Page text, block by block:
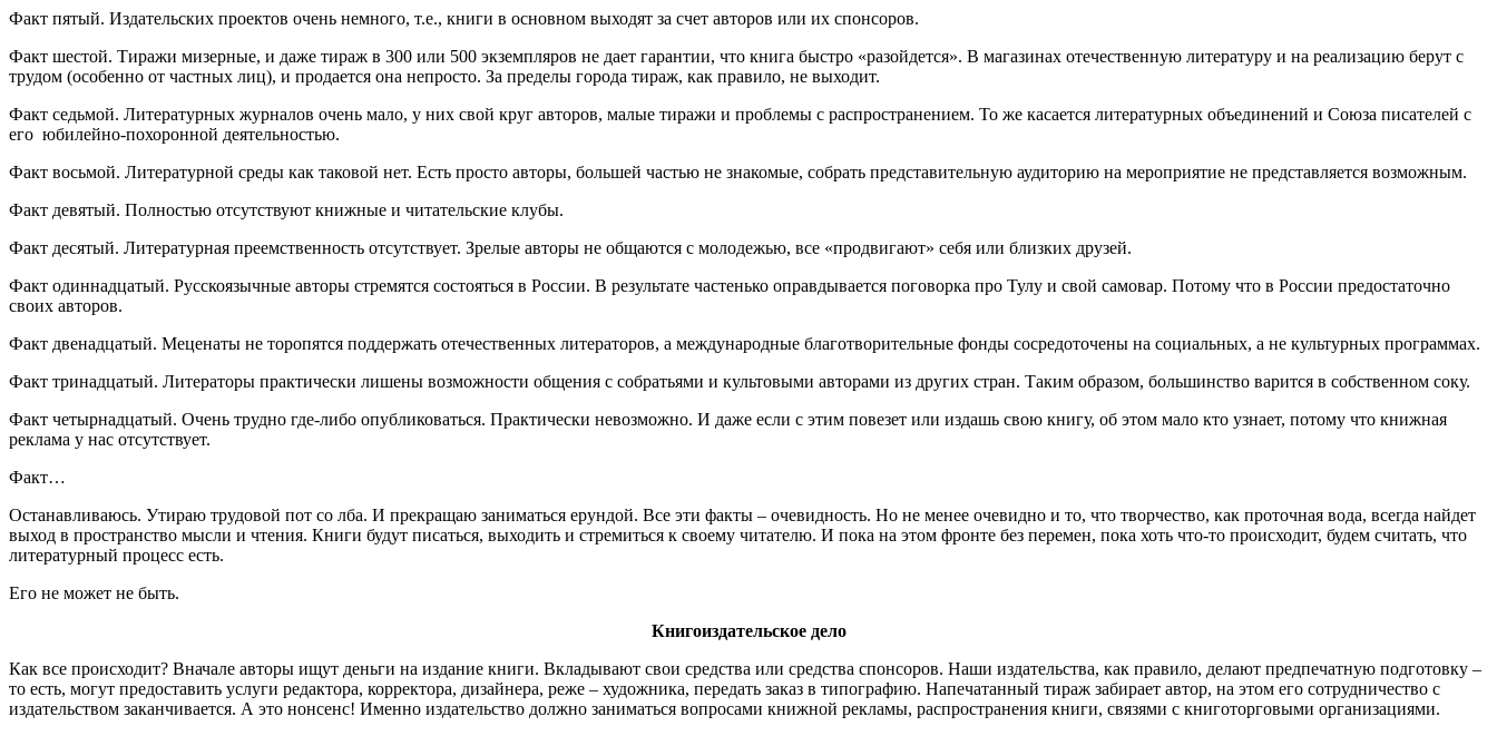
Факт пятый. Издательских проектов очень немного, т.е., книги в основном выходят за счет авторов или их спонсоров.
Факт шестой. Тиражи мизерные, и даже тираж в 300 или 500 экземпляров не дает гарантии, что книга быстро «разойдется». В магазинах отечественную литературу и на реализацию берут с
трудом (особенно от частных лиц), и продается она непросто. За пределы города тираж, как правило, не выходит.
Факт седьмой. Литературных журналов очень мало, у них свой круг авторов, малые тиражи и проблемы с распространением. То же касается литературных объединений и Союза писателей с
его юбилейно-похоронной деятельностью.
Факт восьмой. Литературной среды как таковой нет. Есть просто авторы, большей частью не знакомые, собрать представительную аудиторию на мероприятие не представляется возможным.
Факт девятый. Полностью отсутствуют книжные и читательские клубы.
Факт десятый. Литературная преемственность отсутствует. Зрелые авторы не общаются с молодежью, все «продвигают» себя или близких друзей.
Факт одиннадцатый. Русскоязычные авторы стремятся состояться в России. В результате частенько оправдывается поговорка про Тулу и свой самовар. Потому что в России предостаточно
своих авторов.
Факт двенадцатый. Меценаты не торопятся поддержать отечественных литераторов, а международные благотворительные фонды сосредоточены на социальных, а не культурных программах.
Факт тринадцатый. Литераторы практически лишены возможности общения с собратьями и культовыми авторами из других стран. Таким образом, большинство варится в собственном соку.
Факт четырнадцатый. Очень трудно где-либо опубликоваться. Практически невозможно. И даже если с этим повезет или издашь свою книгу, об этом мало кто узнает, потому что книжная
реклама у нас отсутствует.
Факт…
Останавливаюсь. Утираю трудовой пот со лба. И прекращаю заниматься ерундой. Все эти факты – очевидность. Но не менее очевидно и то, что творчество, как проточная вода, всегда найдет
выход в пространство мысли и чтения. Книги будут писаться, выходить и стремиться к своему читателю. И пока на этом фронте без перемен, пока хоть что-то происходит, будем считать, что
литературный процесс есть.
Его не может не быть.
Книгоиздательское дело
Как все происходит? Вначале авторы ищут деньги на издание книги. Вкладывают свои средства или средства спонсоров. Наши издательства, как правило, делают предпечатную подготовку –
то есть, могут предоставить услуги редактора, корректора, дизайнера, реже – художника, передать заказ в типографию. Напечатанный тираж забирает автор, на этом его сотрудничество с
издательством заканчивается. А это нонсенс! Именно издательство должно заниматься вопросами книжной рекламы, распространения книги, связями с книготорговыми организациями.